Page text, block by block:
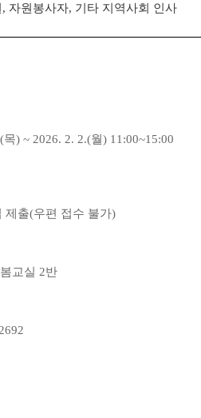
자원봉사자 기타 지역사회 인사
목) ~ 2026. 2. 2.(월) 11:00~15:00
제출(우편 접수 불가)
교실 2반